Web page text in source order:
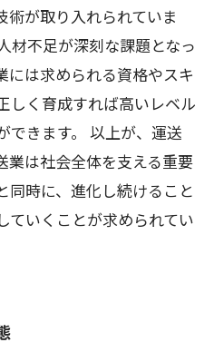
術が取り入れられていま
材不足が深刻な課題となっ
には求められる資格やスキ
しく育成すれば高いレベル
できます。 以上が、運送
業は社会全体を支える重要
同時に、進化し続けること
ていくことが求められてい